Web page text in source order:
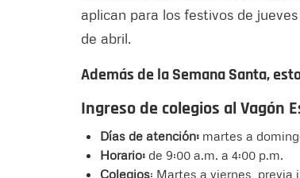
aplican para los festivos de
de abril.
Además de la Semana Santa,
Ingreso de colegios al Vagón
Días de atención: martes a
Horario: de 9:00 a.m. a 4:00 p.m.
Colegios: Martes a viernes, previa